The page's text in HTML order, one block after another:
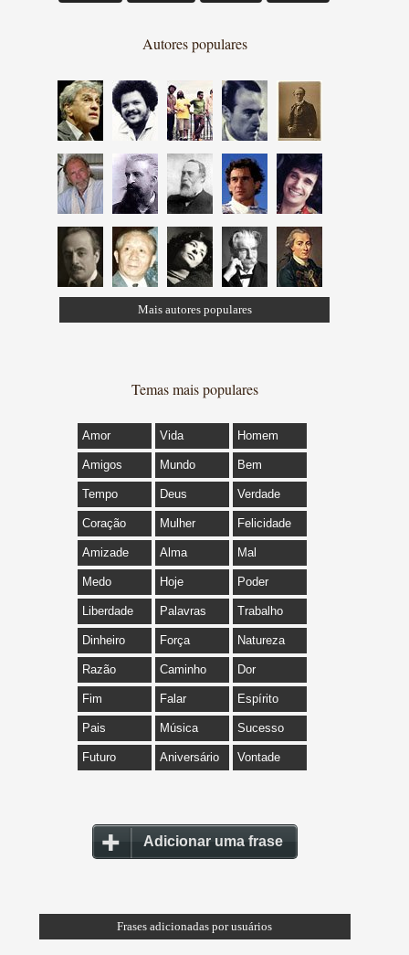
Autores populares
Mais autores populares
Temas mais populares
Amor Vida Homem
Amigos Mundo Bem
Tempo Deus Verdade
Coração Mulher Felicidade
Amizade Alma Mal
Medo Hoje Poder
Liberdade Palavras Trabalho
Dinheiro Força Natureza
Razão Caminho Dor
Fim Falar Espírito
Pais Música Sucesso
Futuro Aniversário Vontade
Adicionar uma frase
Frases adicionadas por usuários